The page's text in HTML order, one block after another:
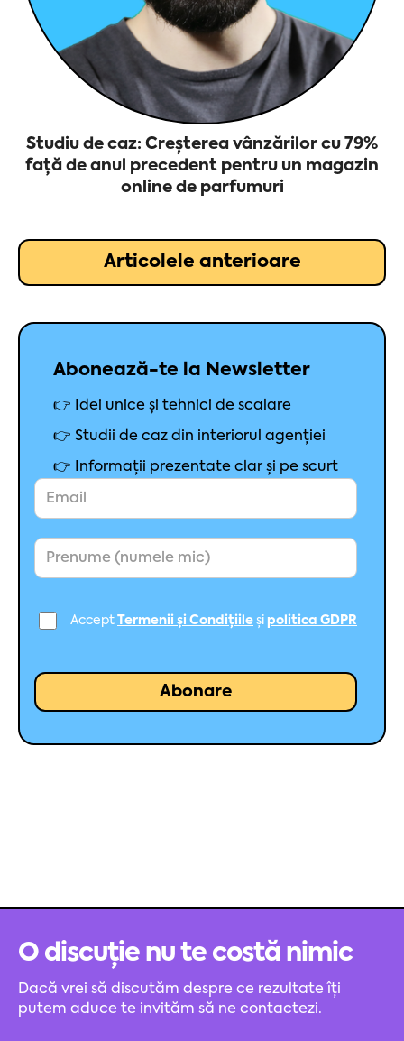
Studiu de caz: Creșterea vânzărilor cu 79%
față de anul precedent pentru un magazin
online de parfumuri
Articolele anterioare
Abonează-te la Newsletter
👉 Idei unice și tehnici de scalare
👉 Studii de caz din interiorul agenției
👉 Informații prezentate clar și pe scurt
Accept Termenii și Condițiile și politica GDPR
O discuție nu te costă nimic
Dacă vrei să discutăm despre ce rezultate îți
putem aduce te invităm să ne contactezi.